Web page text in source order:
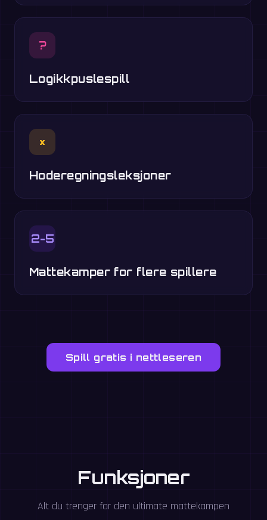
?
Logikkpuslespill
×
Hoderegningsleksjoner
2-5
Mattekamper for flere spillere
Spill gratis i nettleseren
Funksjoner
Alt du trenger for den ultimate mattekampen